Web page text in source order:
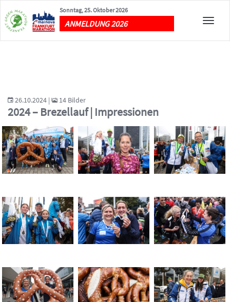
Toggle
Sonntag, 25. Oktober 2026
ANMELDUNG 2026
26.10.2024 | 14 Bilder
2024 – Brezellauf | Impressionen